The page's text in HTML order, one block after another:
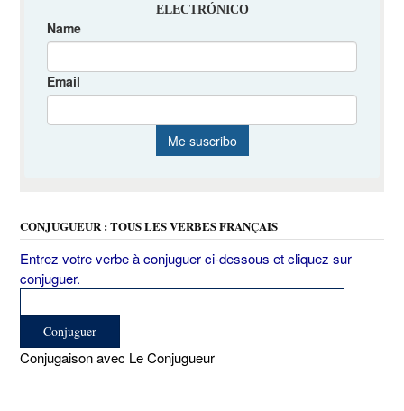
CONJUGUEUR : TOUS LES VERBES FRANÇAIS
Entrez votre verbe à conjuguer ci-dessous et cliquez sur
conjuguer.
Conjugaison avec Le Conjugueur